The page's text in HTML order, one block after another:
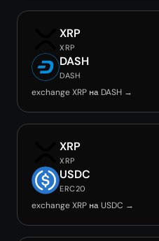
XRP
XRP
DASH
DASH
exchange XRP на DASH →
XRP
XRP
USDC
ERC20
exchange XRP на USDC →